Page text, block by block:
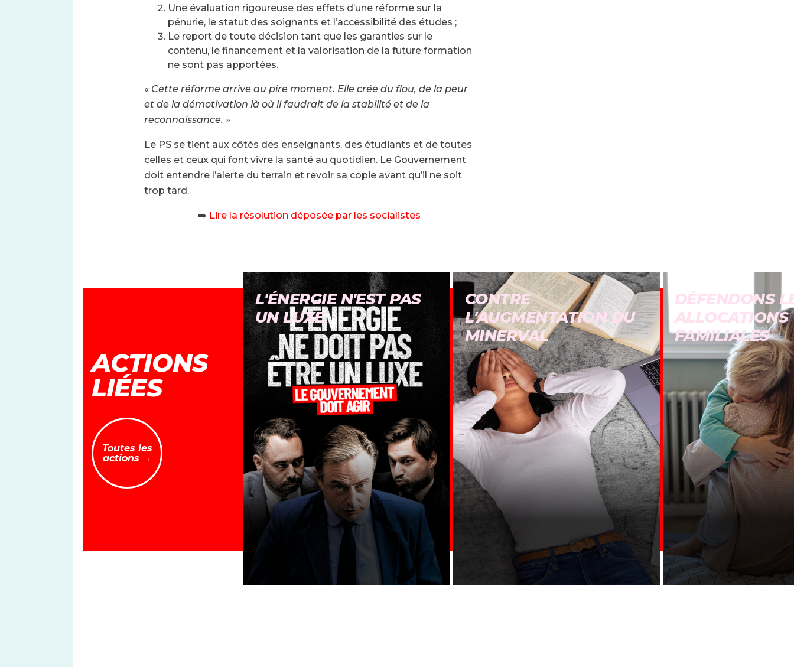
Une évaluation rigoureuse des effets d’une réforme sur la
pénurie, le statut des soignants et l’accessibilité des études ;
Le report de toute décision tant que les garanties sur le
contenu, le financement et la valorisation de la future formation
ne sont pas apportées.
« Cette réforme arrive au pire moment. Elle crée du flou, de la peur
et de la démotivation là où il faudrait de la stabilité et de la
reconnaissance. »
Le PS se tient aux côtés des enseignants, des étudiants et de toutes
celles et ceux qui font vivre la santé au quotidien. Le Gouvernement
doit entendre l’alerte du terrain et revoir sa copie avant qu’il ne soit
trop tard.
➡️ Lire la résolution déposée par les socialistes
ACTIONS
LIÉES
Toutes les
actions →
L'ÉNERGIE N'EST PAS
UN LUXE
CONTRE
L'AUGMENTATION DU
MINERVAL
DÉFENDONS
ALLOCATIONS
FAMILIALES